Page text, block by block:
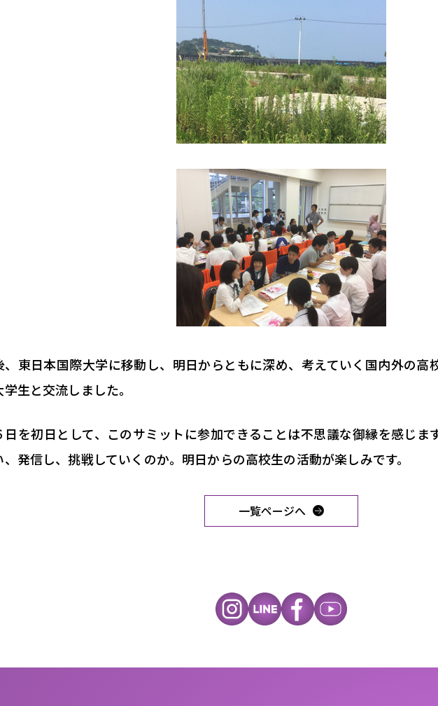
、東日本国際大学に移動し、明日からともに深め、考えていく国内外の高
生と交流しました。
日を初日として、このサミットに参加できることは不思議な御縁を感じま
、発信し、挑戦していくのか。明日からの高校生の活動が楽しみです。
一覧ページへ